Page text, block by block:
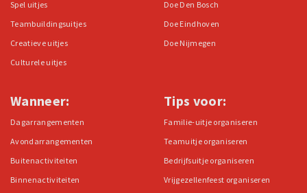
Spel uitjes
Teambuildingsuitjes
Creatieve uitjes
Culturele uitjes
Doe Den Bosch
Doe Eindhoven
Doe Nijmegen
Wanneer:
Dagarrangementen
Avondarrangementen
Buitenactiviteiten
Binnenactiviteiten
Tips voor:
Familie-uitje organiseren
Teamuitje organiseren
Bedrijfsuitje organiseren
Vrijgezellenfeest organiseren